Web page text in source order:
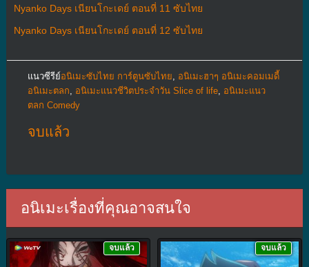
Nyanko Days เนียนโกะเดย์ ตอนที่ 11 ซับไทย
Nyanko Days เนียนโกะเดย์ ตอนที่ 12 ซับไทย
แนวซีรีย์อนิเมะซับไทย การ์ตูนซับไทย
อนิเมะฮาๆ อนิเมะคอมเมดี้
อนิเมะตลก
อนิเมะแนวชีวิตประจําวัน Slice of life, อนิเมะแนว
ตลก Comedy
จบแล้ว
อนิเมะเรื่องที่คุณอาจสนใจ
จบแล้ว จบแล้ว